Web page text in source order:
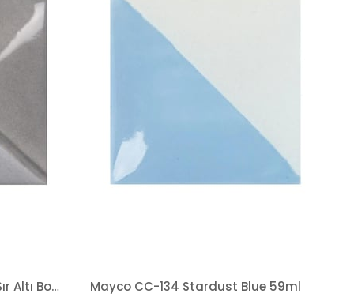
Mayco UG-236 Grey (Gri) Sır Altı Boya 59ml Mayco CC-134 Stardust Blue 59ml